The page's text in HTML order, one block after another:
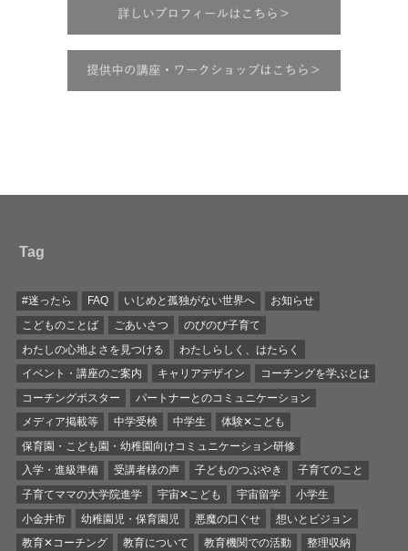
Tag
#迷ったら FAQ いじめと孤独がない世界へ
お知らせ
こどものことば
ごあいさつ
のびのび子育て
わたしの心地よさを見つける
わたしらしく、はたらく
イベント・講座のご案内
キャリアデザイン
コーチングを学ぶとは
コーチングポスター
パートナーとのコミュニケーション
メディア掲載等
中学受検 中学生
体験✕こども
保育園・こども園・幼稚園向けコミュニケーション研修
入学・進級準備
受講者様の声 子どものつぶやき
子育てのこと
子育てママの大学院進学
宇宙✕こども 宇宙留学
小学生
小金井市
幼稚園児・保育園児 悪魔の口ぐせ
想いとビジョン
教育✕コーチング
教育について 教育機関での活動
整理収納